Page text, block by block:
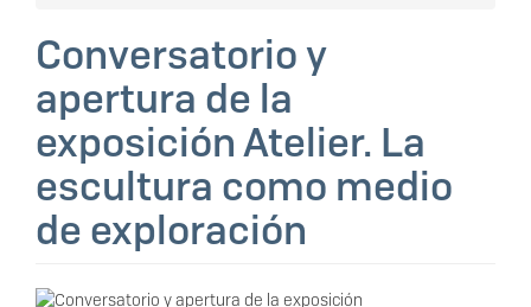
Conversatorio y
apertura de la
exposición Atelier. La
escultura como medio
de exploración